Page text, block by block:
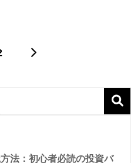
法：初心者必読の投資バ